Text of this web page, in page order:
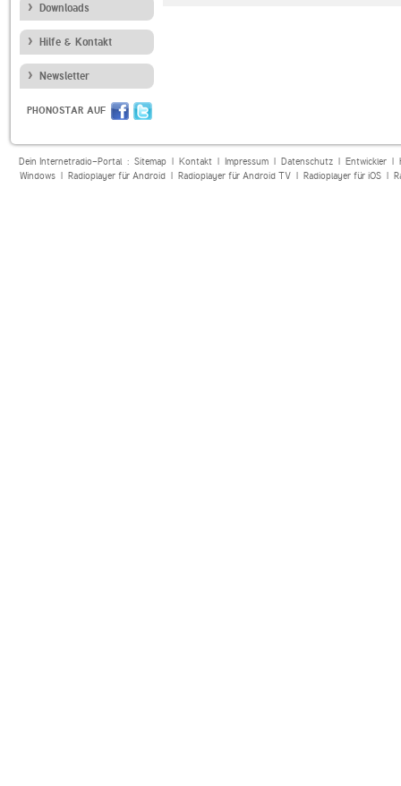
Downloads
Hilfe & Kontakt
Newsletter
PHONOSTAR AUF
Dein Internetradio-Portal : Sitemap| Kontakt| Impressum| Datenschutz| Entwickler|
Windows| Radioplayer für Android| Radioplayer für Android TV| Radioplayer für iOS|